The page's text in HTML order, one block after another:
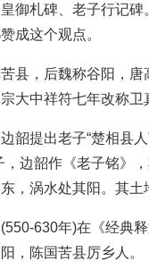
御札碑、老子行记
成这个观点。
县，后魏称谷阳，
大中祥符七年改称
韶提出老子“楚相县
边韶作《老子铭》
，涡水处其阳。其土
630年)在《经典
，陈国苦县厉乡人